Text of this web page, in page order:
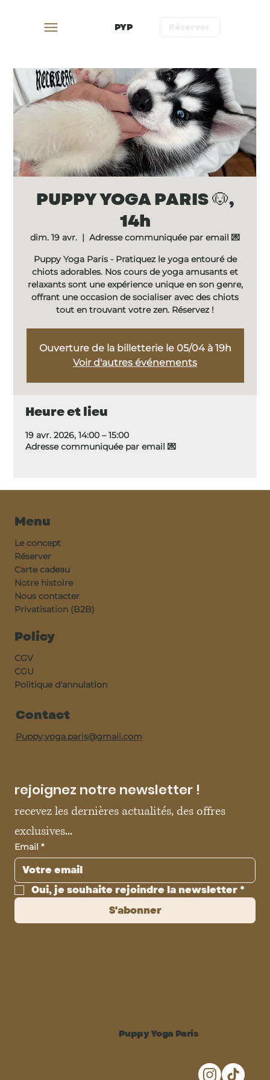
PYP
PUPPY YOGA PARIS 🐶,
14h
dim. 19 avr.
  |
Adresse communiquée par email 💌
Puppy Yoga Paris - Pratiquez le yoga entouré de
chiots adorables. Nos cours de yoga amusants et
relaxants sont une expérience unique en son genre,
offrant une occasion de socialiser avec des chiots
tout en trouvant votre zen. Réservez !
Ouverture de la billetterie le 05/04 à 19h
Voir d'autres événements
Heure et lieu
19 avr. 2026, 14:00 – 15:00
Adresse communiquée par email 💌
Menu
Le concept
Réserver
Carte cadeau
Notre histoire
Nous contacter
Privatisation (B2B)
Policy
CGV
CGU
Politique d'annulation
Contact
Puppy.yoga.paris@gmail.com
rejoignez notre newsletter !
recevez les dernières actualités, des offres
exclusives...
Email *
Oui, je souhaite rejoindre la newsletter *
S'abonner
Puppy Yoga Paris